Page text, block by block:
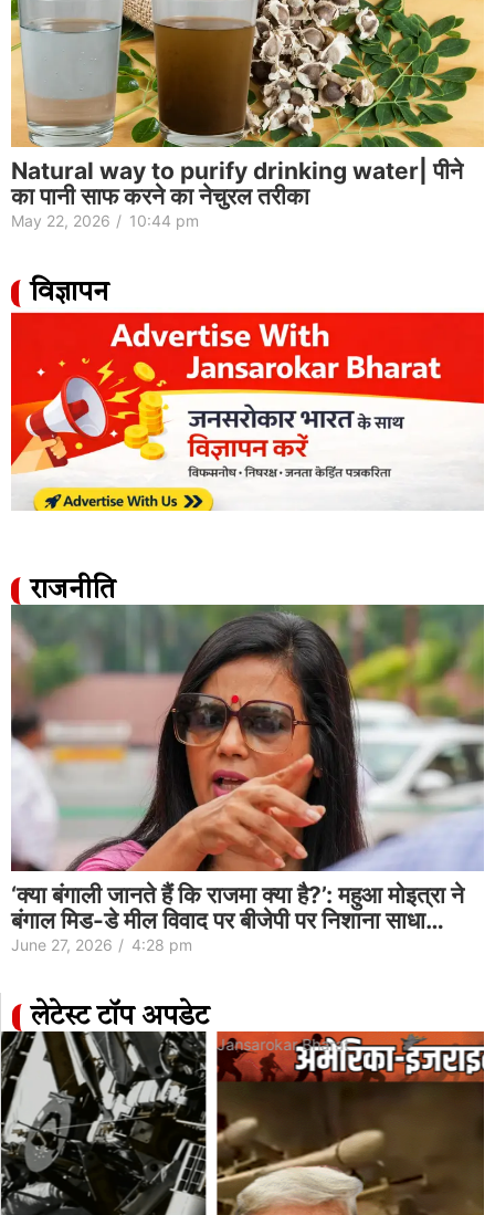
Natural way to purify drinking water| पीने
का पानी साफ करने का नेचुरल तरीका
May 22, 2026 / 10:44 pm
विज्ञापन
राजनीति
‘क्या बंगाली जानते हैं कि राजमा क्या है?’: महुआ मोइत्रा ने
बंगाल मिड-डे मील विवाद पर बीजेपी पर निशाना साधा…
June 27, 2026 / 4:28 pm
लेटेस्ट टॉप अपडेट
Jansarokar Bharat